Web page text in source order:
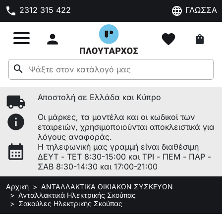
phone 2312 315 422 language ΓΛΩΣΣΑ
 favorite shopping_bag
search
local_shipping Αποστολή σε Ελλάδα και Κύπρο
info
Οι μάρκες, τα μοντέλα και οι κωδικοί των
εταιρειών, χρησιμοποιούνται αποκλειστικά για
λόγους αναφοράς.
calendar_month
Η τηλεφωνική μας γραμμή είναι διαθέσιμη
ΔΕΥΤ - ΤΕΤ 8:30-15:00 και ΤΡΙ - ΠΕΜ - ΠΑΡ -
ΣΑΒ 8:30-14:30 και 17:00-21:00
Αρχική
ΑΝΤΑΛΛΑΚΤΙΚΑ ΟΙΚΙΑΚΩΝ ΣΥΣΚΕΥΩΝ
Ανταλλακτικά Ηλεκτρικής Σκούπας
Σακούλες Ηλεκτρικής Σκούπας